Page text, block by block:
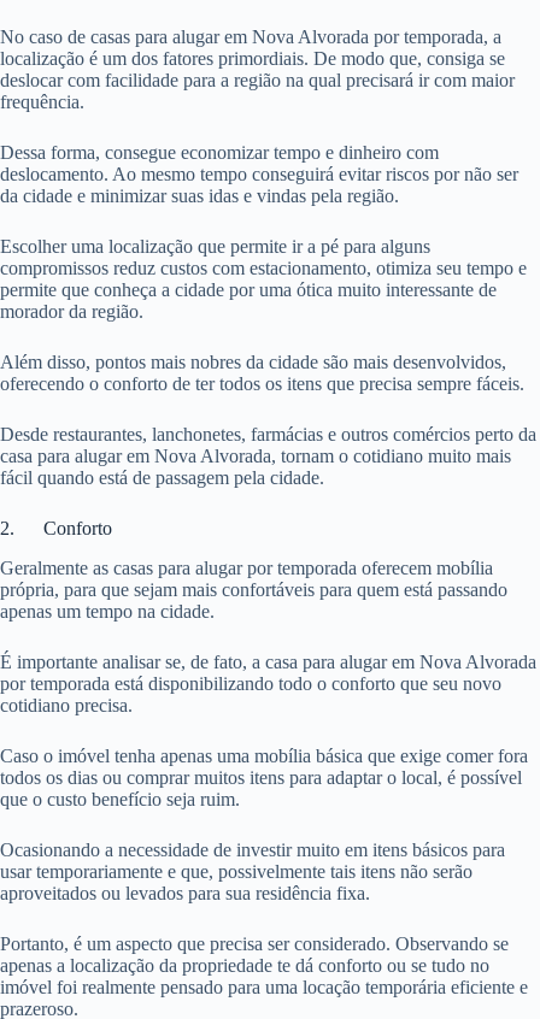
No caso de casas para alugar em Nova Alvorada por temporada, a
localização é um dos fatores primordiais. De modo que, consiga se
deslocar com facilidade para a região na qual precisará ir com maior
frequência.
Dessa forma, consegue economizar tempo e dinheiro com
deslocamento. Ao mesmo tempo conseguirá evitar riscos por não ser
da cidade e minimizar suas idas e vindas pela região.
Escolher uma localização que permite ir a pé para alguns
compromissos reduz custos com estacionamento, otimiza seu tempo e
permite que conheça a cidade por uma ótica muito interessante de
morador da região.
Além disso, pontos mais nobres da cidade são mais desenvolvidos,
oferecendo o conforto de ter todos os itens que precisa sempre fáceis.
Desde restaurantes, lanchonetes, farmácias e outros comércios perto da
casa para alugar em Nova Alvorada, tornam o cotidiano muito mais
fácil quando está de passagem pela cidade.
2. Conforto
Geralmente as casas para alugar por temporada oferecem mobília
própria, para que sejam mais confortáveis para quem está passando
apenas um tempo na cidade.
É importante analisar se, de fato, a casa para alugar em Nova Alvorada
por temporada está disponibilizando todo o conforto que seu novo
cotidiano precisa.
Caso o imóvel tenha apenas uma mobília básica que exige comer fora
todos os dias ou comprar muitos itens para adaptar o local, é possível
que o custo benefício seja ruim.
Ocasionando a necessidade de investir muito em itens básicos para
usar temporariamente e que, possivelmente tais itens não serão
aproveitados ou levados para sua residência fixa.
Portanto, é um aspecto que precisa ser considerado. Observando se
apenas a localização da propriedade te dá conforto ou se tudo no
imóvel foi realmente pensado para uma locação temporária eficiente e
prazeroso.